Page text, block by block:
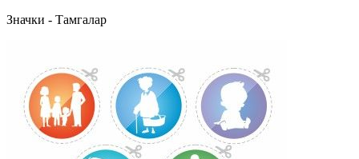
Значки - Тамгалар